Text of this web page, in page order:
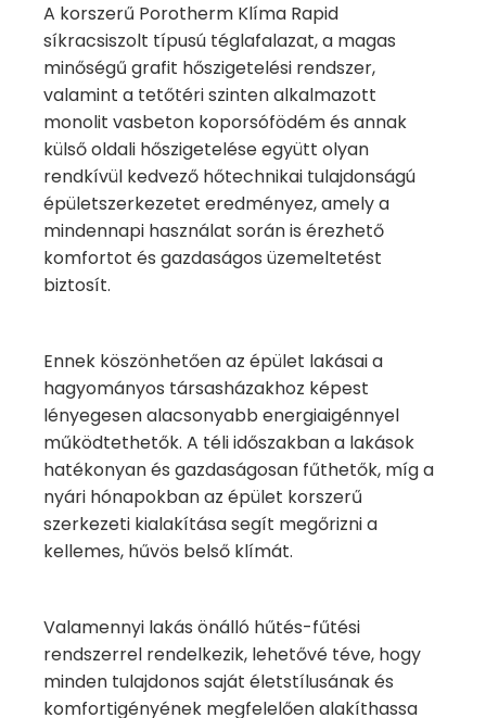
A korszerű Porotherm Klíma Rapid
síkracsiszolt típusú téglafalazat, a magas
minőségű grafit hőszigetelési rendszer,
valamint a tetőtéri szinten alkalmazott
monolit vasbeton koporsófödém és annak
külső oldali hőszigetelése együtt olyan
rendkívül kedvező hőtechnikai tulajdonságú
épületszerkezetet eredményez, amely a
mindennapi használat során is érezhető
komfortot és gazdaságos üzemeltetést
biztosít.
Ennek köszönhetően az épület lakásai a
hagyományos társasházakhoz képest
lényegesen alacsonyabb energiaigénnyel
működtethetők. A téli időszakban a lakások
hatékonyan és gazdaságosan fűthetők, míg a
nyári hónapokban az épület korszerű
szerkezeti kialakítása segít megőrizni a
kellemes, hűvös belső klímát.
Valamennyi lakás önálló hűtés-fűtési
rendszerrel rendelkezik, lehetővé téve, hogy
minden tulajdonos saját életstílusának és
komfortigényének megfelelően alakíthassa